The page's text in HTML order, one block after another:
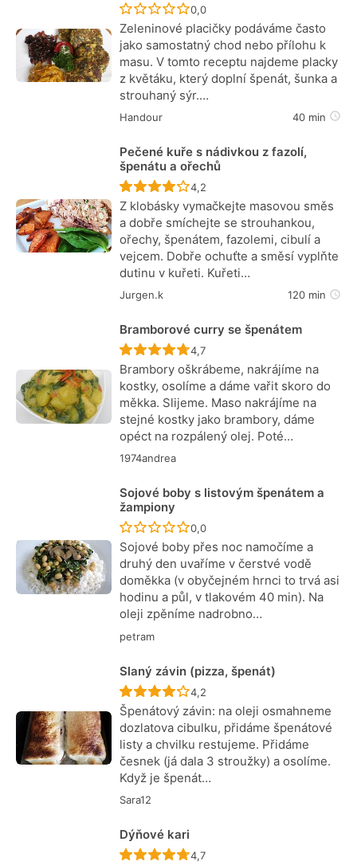
Recept ještě nebyl hodnocen
0,0
Zeleninové placičky podáváme často
jako samostatný chod nebo přílohu k
masu. V tomto receptu najdeme placky
z květáku, který doplní špenát, šunka a
strouhaný sýr.…
Handour 40 min
Pečené kuře s nádivkou z fazolí,
špenátu a ořechů
Recept ještě nebyl hodnocen
4,2
Z klobásky vymačkejte masovou směs
a dobře smíchejte se strouhankou,
ořechy, špenátem, fazolemi, cibulí a
vejcem. Dobře ochuťte a směsí vyplňte
dutinu v kuřeti. Kuřeti…
Jurgen.k 120 min
Bramborové curry se špenátem
Recept ještě nebyl hodnocen
4,7
Brambory oškrábeme, nakrájíme na
kostky, osolíme a dáme vařit skoro do
měkka. Slijeme. Maso nakrájíme na
stejné kostky jako brambory, dáme
opéct na rozpálený olej. Poté…
1974andrea
Sojové boby s listovým špenátem a
žampiony
Recept ještě nebyl hodnocen
0,0
Sojové boby přes noc namočíme a
druhý den uvaříme v čerstvé vodě
doměkka (v obyčejném hrnci to trvá asi
hodinu a půl, v tlakovém 40 min). Na
oleji zpěníme nadrobno…
petram
Slaný závin (pizza, špenát)
Recept ještě nebyl hodnocen
4,2
Špenátový závin: na oleji osmahneme
dozlatova cibulku, přidáme špenátové
listy a chvilku restujeme. Přidáme
česnek (já dala 3 stroužky) a osolíme.
Když je špenát…
Sara12
Dýňové kari
Recept ještě nebyl hodnocen
4,7